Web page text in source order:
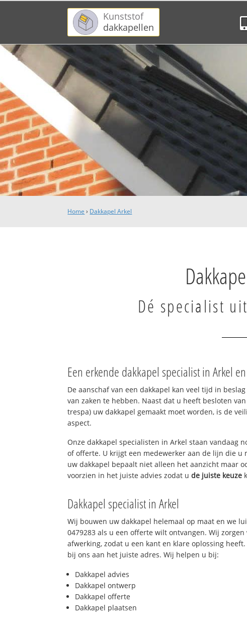
Kunststof
dakkapellen
Home › Dakkapel Arkel
Dé specialist
Een erkende dakkapel specialist in Arkel
De aanschaf van een dakkapel kan veel tijd in
van zaken te hebben. Naast dat u heeft besloten
trespa) uw dakkapel gemaakt moet worden, is de
aspect.
Onze dakkapel specialisten in Arkel staan vandaag
of offerte. U krijgt een medewerker aan de lijn die u
uw dakkapel bepaalt niet alleen het aanzicht maar
voorzien in het juiste advies zodat ude juiste keuze
Dakkapel specialist in Arkel
Wij bouwen uw dakkapel helemaal op maat en we
0479283 als u een offerte wilt ontvangen. Wij
afwerking, zodat u een kant en klare oplossing
bij ons aan het juiste adres. Wij helpen u bij:
Dakkapel advies
Dakkapel ontwerp
Dakkapel offerte
Dakkapel plaatsen